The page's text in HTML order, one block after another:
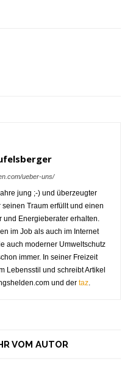
ueber-uns/
jung ;-) und überzeugter
seinen Traum erfüllt und einen
und Energieberater erhalten.
im Job als auch im Internet
auch moderner Umweltschutz
immer. In seiner Freizeit
Lebensstil und schreibt Artikel
und der taz.
VOM AUTOR